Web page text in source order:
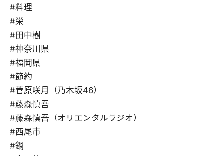
#料理
#栄
#田中樹
#神奈川県
#福岡県
#節約
#菅原咲月（乃木坂46）
#藤森慎吾
#藤森慎吾（オリエンタルラジオ）
#西尾市
#鍋